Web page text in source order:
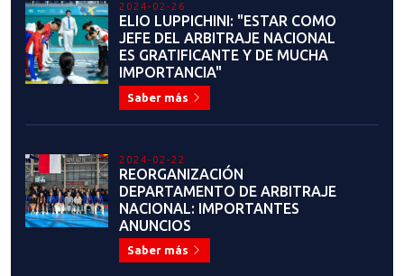
2024-02-26
ELIO LUPPICHINI: "ESTAR COMO
JEFE DEL ARBITRAJE NACIONAL
ES GRATIFICANTE Y DE MUCHA
IMPORTANCIA"
Saber más
2024-02-22
REORGANIZACIÓN
DEPARTAMENTO DE ARBITRAJE
NACIONAL: IMPORTANTES
ANUNCIOS
Saber más